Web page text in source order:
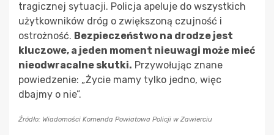
tragicznej sytuacji. Policja apeluje do wszystkich
użytkowników dróg o zwiększoną czujność i
ostrożność. Bezpieczeństwo na drodze jest
kluczowe, a jeden moment nieuwagi może mieć
nieodwracalne skutki. Przywołując znane
powiedzenie: „Życie mamy tylko jedno, więc
dbajmy o nie”.
Źródło: Wiadomości Komenda Powiatowa Policji w Zawierciu